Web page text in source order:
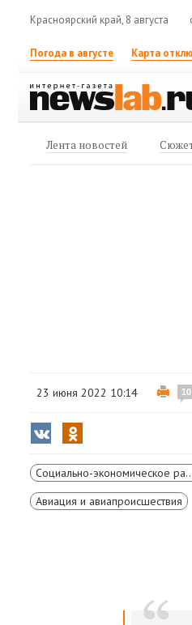
Красноярский край, 8 августа
Погода в августе Карта
Лента новостей
23 июня 2022 10:14 10
Социально-экономическое
Авиация и авиапроисшествия